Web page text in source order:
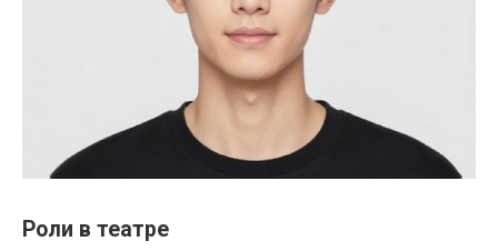
Роли в театре